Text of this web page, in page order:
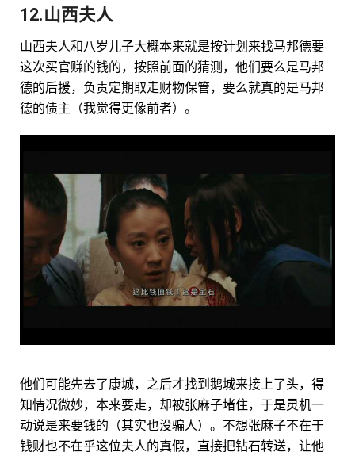
12.山西夫人
山西夫人和八岁儿子大概本来就是按计划来找马邦德要
这次买官赚的钱的，按照前面的猜测，他们要么是马邦
德的后援，负责定期取走财物保管，要么就真的是马邦
德的债主（我觉得更像前者）。
他们可能先去了康城，之后才找到鹅城来接上了头，得
知情况微妙，本来要走，却被张麻子堵住，于是灵机一
动说是来要钱的（其实也没骗人）。不想张麻子不在于
钱财也不在乎这位夫人的真假，直接把钻石转送，让他